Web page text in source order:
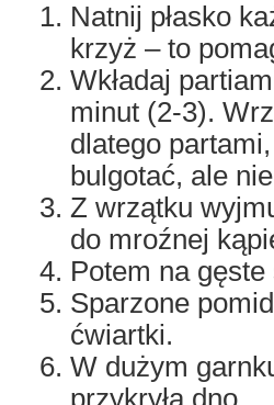
Natnij płasko
krzyż – to
Wkładaj
minut (2-3).
dlatego
bulgotać, ale
Z wrzątku
do mroźnej
Potem na
Sparzone
ćwiartki.
W dużym
przykryła dno